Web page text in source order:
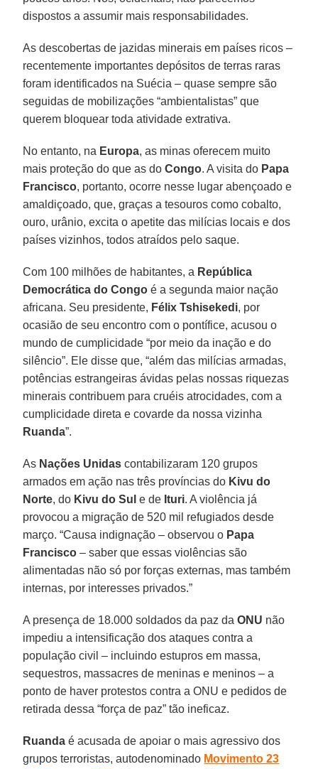
dispostos a assumir mais responsabilidades.
As descobertas de jazidas minerais em países ricos –
recentemente importantes depósitos de terras raras
foram identificados na Suécia – quase sempre são
seguidas de mobilizações “ambientalistas” que
querem bloquear toda atividade extrativa.
No entanto, na Europa, as minas oferecem muito
mais proteção do que as doCongo. A visita do Papa
Francisco, portanto, ocorre nesse lugar abençoado e
amaldiçoado, que, graças a tesouros como cobalto,
ouro, urânio, excita o apetite das milícias locais e dos
países vizinhos, todos atraídos pelo saque.
Com 100 milhões de habitantes, a República
Democrática do Congo é a segunda maior nação
africana. Seu presidente, Félix Tshisekedi, por
ocasião de seu encontro com o pontífice, acusou o
mundo de cumplicidade “por meio da inação e do
silêncio”. Ele disse que, “além das milícias armadas,
potências estrangeiras ávidas pelas nossas riquezas
minerais contribuem para cruéis atrocidades, com a
cumplicidade direta e covarde da nossa vizinha
Ruanda”.
As Nações Unidas contabilizaram 120 grupos
armados em ação nas três províncias do Kivu do
Norte, do Kivu do Sul e de Ituri. A violência já
provocou a migração de 520 mil refugiados desde
março. “Causa indignação – observou o Papa
Francisco – saber que essas violências são
alimentadas não só por forças externas, mas também
internas, por interesses privados.”
A presença de 18.000 soldados da paz daONU não
impediu a intensificação dos ataques contra a
população civil – incluindo estupros em massa,
sequestros, massacres de meninas e meninos – a
ponto de haver protestos contra a ONU e pedidos de
retirada dessa “força de paz” tão ineficaz.
Ruanda é acusada de apoiar o mais agressivo dos
grupos terroristas, autodenominado Movimento 23